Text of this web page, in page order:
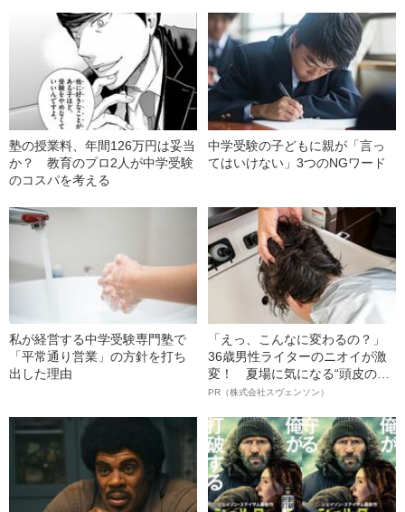
塾の授業料、年間126万円は妥当
か？ 教育のプロ2人が中学受験
のコスパを考える
中学受験の子どもに親が「言っ
てはいけない」3つのNGワード
私が経営する中学受験専門塾で
「平常通り営業」の方針を打ち
出した理由
「えっ、こんなに変わるの？」
36歳男性ライターのニオイが激
変！ 夏場に気になる“頭皮のニ
オイ”や“ベタつき”を解消す
ト”が生み出した徹底ケアとは
PR（株式会社スヴェンソン）